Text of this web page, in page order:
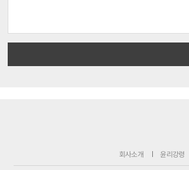
회사소개 윤리강령